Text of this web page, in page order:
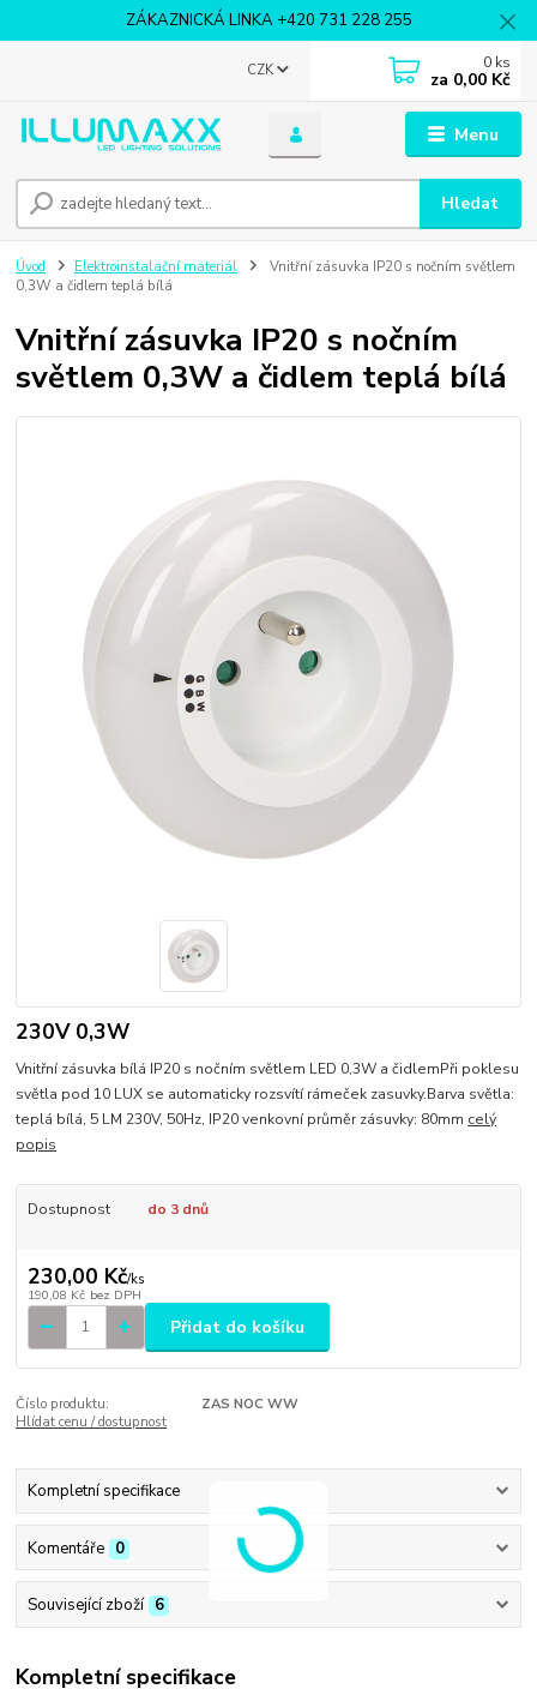
ZÁKAZNICKÁ LINKA +420 731 228 255
Menu
CZK
Hledat
0 ks
za 0,00 Kč
Úvod Elektroinstalační materiál
Vnitřní zásuvka IP20 s nočním světlem
0,3W a čidlem teplá bílá
Vnitřní zásuvka IP20 s nočním
světlem 0,3W a čidlem teplá bílá
230V 0,3W
Vnitřní zásuvka bílá IP20 s nočním světlem LED 0,3W a čidlemPři poklesu
světla pod 10 LUX se automaticky rozsvítí rámeček zasuvky.Barva světla:
teplá bílá, 5 LM 230V, 50Hz, IP20 venkovní průměr zásuvky: 80mm celý
popis
Dostupnost do 3 dnů
230,00 Kč/ks
190,08 Kč bez DPH
Přidat do košíku
Číslo produktu:
ZAS NOC WW
Hlídat cenu / dostupnost
Kompletní specifikace
Komentáře 0
Související zboží 6
Kompletní specifikace